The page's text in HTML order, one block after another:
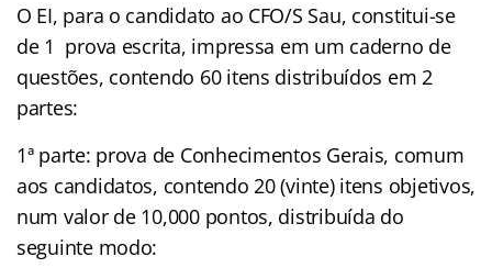
O EI, para o candidato ao CFO/S Sau, constitui-se
de 1 prova escrita, impressa em um caderno de
questões, contendo 60 itens distribuídos em 2
partes:
1ª parte: prova de Conhecimentos Gerais, comum
aos candidatos, contendo 20 (vinte) itens objetivos,
num valor de 10,000 pontos, distribuída do
seguinte modo: